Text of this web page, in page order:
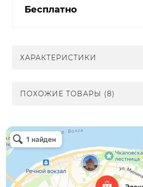
Бесплатно
ХАРАКТЕРИСТИКИ
ПОХОЖИЕ ТОВАРЫ (8)
Электрон
Светильники в Нижнем Новгороде
Электротехническая продукция в Нижнем